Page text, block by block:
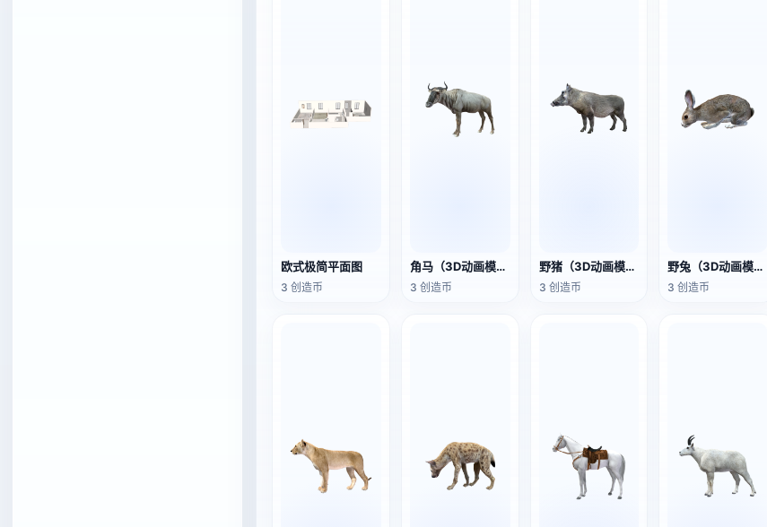
欧式极简平面图
3 创造币
角马（3D动画模型）
3 创造币
野猪（3D动画模型）
3 创造币
野兔（3D动画模型）
3 创造币